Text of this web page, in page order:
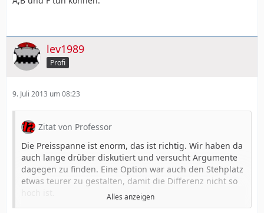
lev1989
Profi
9. Juli 2013 um 08:23
Zitat von Professor
Die Preisspanne ist enorm, das ist richtig. Wir haben da
auch lange drüber diskutiert und versucht Argumente
dagegen zu finden. Eine Option war auch den Stehplatz
etwas teurer zu gestalten, damit die Differenz nicht so
Allerdings stand dann der Preis schon in der
Alles anzeigen